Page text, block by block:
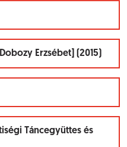
Erzsébet] (2015)
Táncegyüttes és